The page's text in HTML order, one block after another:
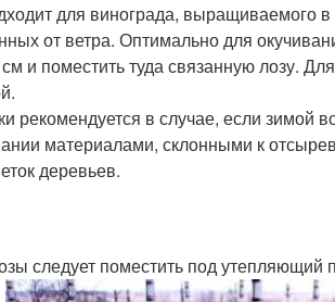
для винограда, выращиваемого
от ветра. Оптимально для
и поместить туда связанную лозу.
рекомендуется в случае, если зимой
материалами, склонными к
деревьев.
следует поместить под утепляющий